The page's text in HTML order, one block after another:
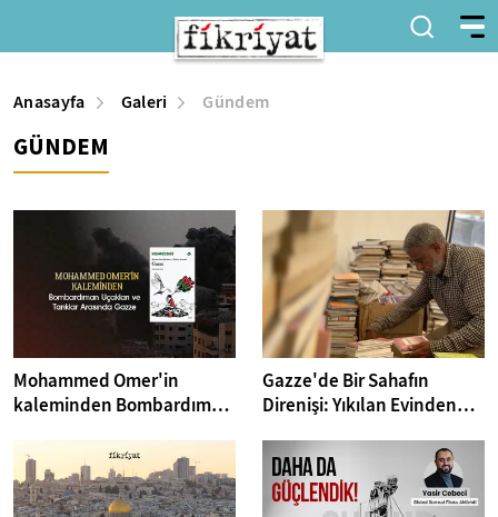
Anasayfa Galeri Gündem
GÜNDEM
Mohammed Omer'in
kaleminden Bombardıman
Arasında Gazze
Gazze'de Bir Sahafın
Direnişi: Yıkılan Evinden
Kütüphane Kurdu